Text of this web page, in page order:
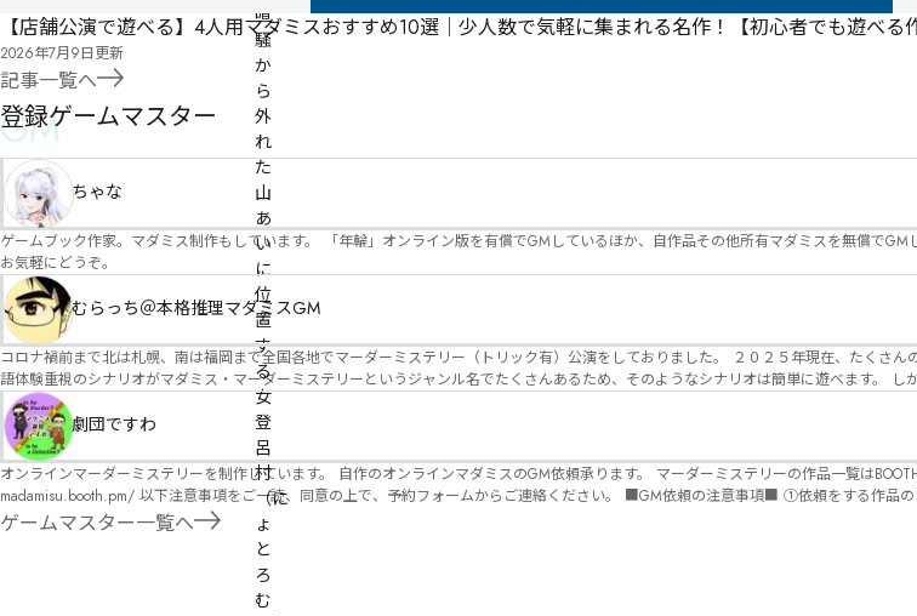
喧
騒
か
ら
外
れ
た
山
あ
い
に
位
置
す
る
女
登
呂
村
（に
ょ
と
ろ
む
【店舗公演で遊べる】4人用マダミスおすすめ10選｜少人数で気軽に集まれる名作！【初心者でも遊べる
2026年7月9日更新
記事一覧へ
GM
登録ゲームマスター
ちゃな
ゲームブック作家。マダミス制作もしています。 「年輪」オンライン版を有償でGMしているほか、自作品その他所有マダミスを無償でGM
お気軽にどうぞ。
むらっち＠本格推理マダミスGM
コロナ禍前まで北は札幌、南は福岡まで全国各地でマーダーミステリー（トリック有）公演をしておりました。 ２０２５年現在、たくさんのマダミスシナリオが増えました。 エモい物
語体験重視のシナリオがマダミス・マーダーミステリーというジャンル名でたくさんあるため、そのようなシナリオは簡単に遊べます。 しかし、２～３時間ずっと考え＆議論して、見
たことないトリックが解ける閃きや犯人として逃げ切る楽しみのある本格推理マーダーミステリーを見つけることが難しくなっていませんか？ そんな本格推理マダミスをお届け
す！
劇団ですわ
オンラインマーダーミステリーを制作しています。 自作のオンラインマダミスのGM依頼承ります。 マーダーミステリーの作品一覧はBOOTHページをご
madamisu.booth.pm/ 以下注意事項をご一読、同意の上で、予約フォームからご連絡ください。 ■GM依頼の注意事項■ ①依頼をする作品のＢＯＯＴＨの概要を確認した上で、依頼し
てください。 ②依頼ができるのは、平日、土日、祝日問わず、21：00～となります。 ③参加するメンバーは、依頼者にてメンバーを集めてください。 ④依頼条件：代表者によるＧＭ
セットの購入or参加者全員の個別ＨＯの購入 ⇒購入するタイミングは、開催日程、参加メンバーが決まってからで構いません。 ⑤批判目的等、作品を楽しむつもりのない方は参加をご
ゲームマスター一覧へ